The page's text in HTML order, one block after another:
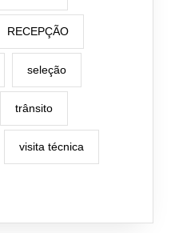
RECEPÇÃO
seleção
trânsito
visita técnica